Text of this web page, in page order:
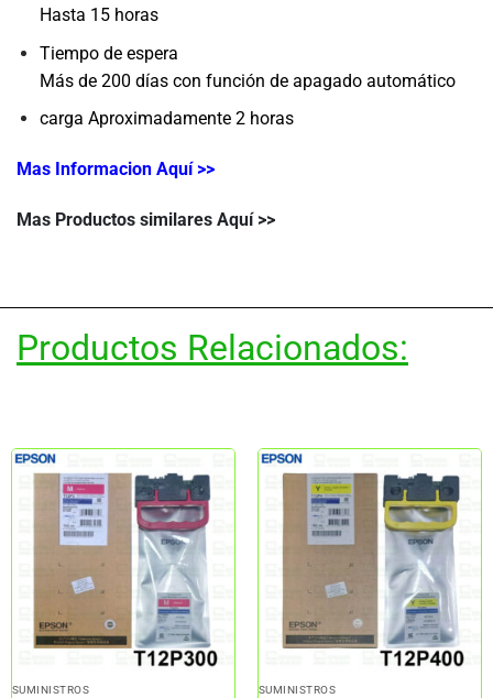
Hasta 15 horas
Tiempo de espera
Más de 200 días con función de apagado automático
carga Aproximadamente 2 horas
Mas Informacion Aquí >>
Mas Productos similares Aquí >>
Productos Relacionados:
SUMINISTROS SUMINISTROS